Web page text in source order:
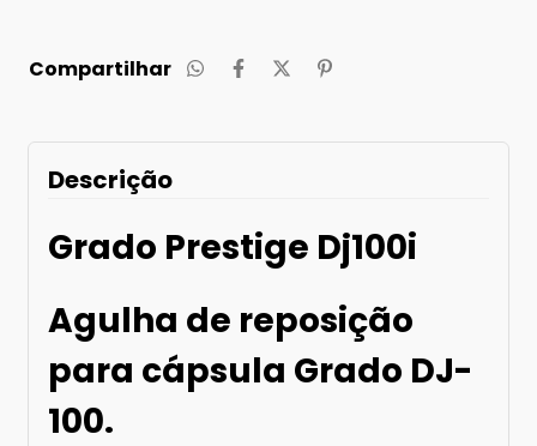
Compartilhar
Descrição
Grado Prestige Dj100i
Agulha de reposição
para cápsula Grado DJ-
100.